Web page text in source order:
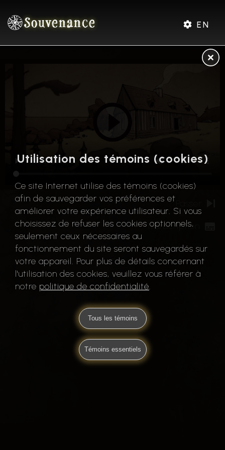
Utilisation des témoins (cookies)
Ce site Internet utilise des témoins (cookies)
afin de sauvegarder vos préférences et
améliorer votre expérience utilisateur. Si vous
choisissez de refuser les cookies optionnels,
seulement ceux nécessaires au
fonctionnement du site seront sauvegardés sur
votre appareil. Pour plus de détails concernant
l'utilisation des cookies, veuillez vous référer à
notre politique de confidentialité.
Tous les témoins
Témoins essentiels
Souvenance EN
Transcription